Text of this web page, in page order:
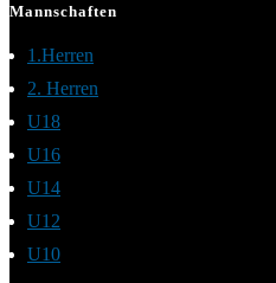
Mannschaften
1.Herren
2. Herren
U18
U16
U14
U12
U10